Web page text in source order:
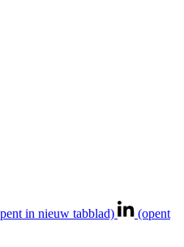
in nieuw tabblad)
(opent